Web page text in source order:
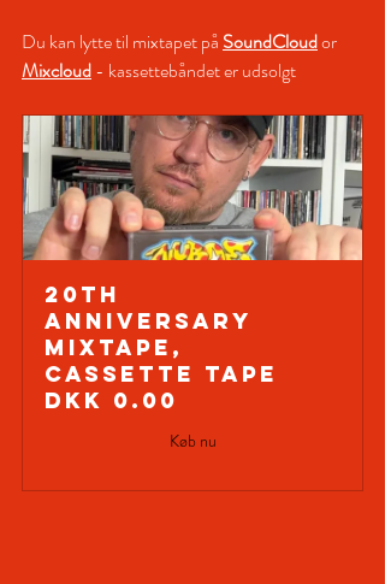
Du kan lytte til mixtapet på SoundCloud or
Mixcloud- kassettebåndet er udsolgt
20th
Anniversary
Mixtape,
Cassette Tape
DKK 0.00
Køb nu